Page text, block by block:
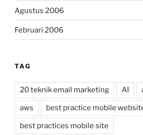
Agustus 2006
Februari 2006
TAG
20 teknik email marketing AI
aws best practice mobile
best practices mobile site